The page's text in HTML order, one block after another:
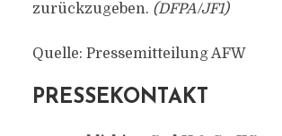
zurückzugeben. (DFPA/JF1)
Quelle: Pressemitteilung AFW
PRESSEKONTAKT